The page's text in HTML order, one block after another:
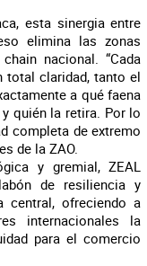
esta sinergia entre
elimina las zonas
nacional. “Cada
total claridad, tanto el
a qué faena
quién la retira. Por lo
completa de extremo
de la ZAO.
y gremial, ZEAL
de resiliencia y
central, ofreciendo a
internacionales la
para el comercio